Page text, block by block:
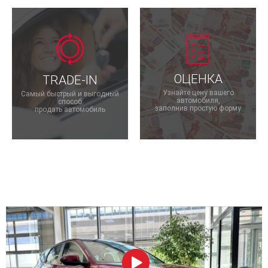
TRADE-IN
Самый быстрый и выгодный
способ
продать автомобиль
ОЦЕНКА
Узнайте цену вашего
автомобиля,
заполнив простую форму